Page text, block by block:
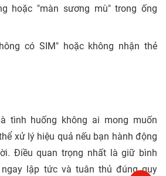
hoặc "màn sương mù" trong ống
có SIM" hoặc không nhận thẻ
tình huống không ai mong muốn
xử lý hiệu quả nếu bạn hành động
Điều quan trọng nhất là giữ bình
lập tức và tuân thủ đúng quy